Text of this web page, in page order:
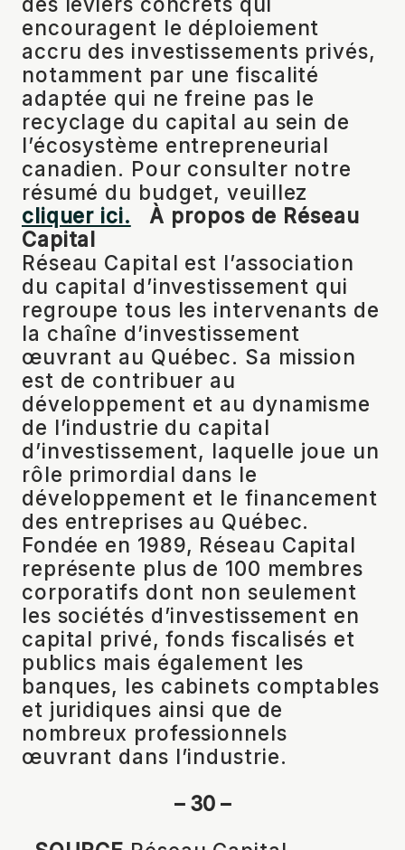
encouragent le déploiement
accru des investissements privés,
notamment par une fiscalité
adaptée qui ne freine pas le
recyclage du capital au sein de
l’écosystème entrepreneurial
canadien. Pour consulter notre
résumé du budget, veuillez
cliquer ici.
À propos de Réseau
Capital
Réseau Capital est l’association
du capital d’investissement qui
regroupe tous les intervenants de
la chaîne d’investissement
œuvrant au Québec. Sa mission
est de contribuer au
développement et au dynamisme
de l’industrie du capital
d’investissement, laquelle joue un
rôle primordial dans le
développement et le financement
des entreprises au Québec.
Fondée en 1989, Réseau Capital
représente plus de 100 membres
corporatifs dont non seulement
les sociétés d’investissement en
capital privé, fonds fiscalisés et
publics mais également les
banques, les cabinets comptables
et juridiques ainsi que de
nombreux professionnels
œuvrant dans l’industrie.
– 30 –